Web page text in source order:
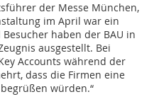
der Messe München,
im April war ein
haben der BAU in
ausgestellt. Bei
Accounts während der
dass die Firmen eine
würden.“